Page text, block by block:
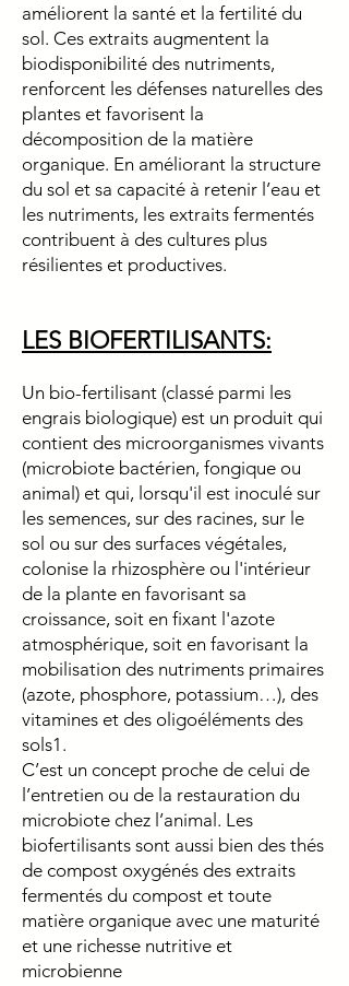
améliorent la santé et la fertilité du
sol. Ces extraits augmentent la
biodisponibilité des nutriments,
renforcent les défenses naturelles des
plantes et favorisent la
décomposition de la matière
organique. En améliorant la structure
du sol et sa capacité à retenir l’eau et
les nutriments, les extraits fermentés
contribuent à des cultures plus
résilientes et productives.
LES BIOFERTILISANTS:
Un bio-fertilisant (classé parmi les
engrais biologique) est un produit qui
contient des microorganismes vivants
(microbiote bactérien, fongique ou
animal) et qui, lorsqu'il est inoculé sur
les semences, sur des racines, sur le
sol ou sur des surfaces végétales,
colonise la rhizosphère ou l'intérieur
de la plante en favorisant sa
croissance, soit en fixant l'azote
atmosphérique, soit en favorisant la
mobilisation des nutriments primaires
(azote, phosphore, potassium…), des
vitamines et des oligoéléments des
sols1.
C’est un concept proche de celui de
l’entretien ou de la restauration du
microbiote chez l’animal. Les
biofertilisants sont aussi bien des thés
de compost oxygénés des extraits
fermentés du compost et toute
matière organique avec une maturité
et une richesse nutritive et
microbienne